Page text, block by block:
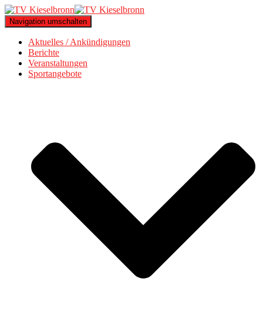
Navigation umschalten
Aktuelles / Ankündigungen
Berichte
Veranstaltungen
Sportangebote